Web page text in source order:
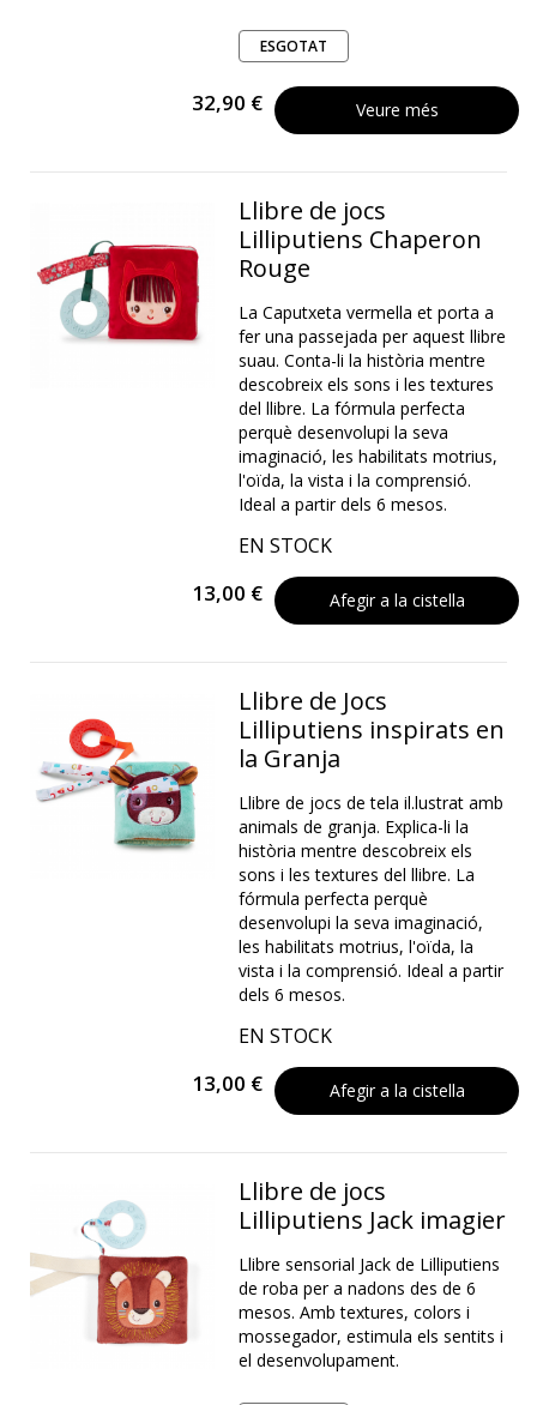
ESGOTAT
32,90 € Veure més
Llibre de jocs
Lilliputiens Chaperon
Rouge
La Caputxeta vermella et porta a
fer una passejada per aquest llibre
suau. Conta-li la història mentre
descobreix els sons i les textures
del llibre. La fórmula perfecta
perquè desenvolupi la seva
imaginació, les habilitats motrius,
l'oïda, la vista i la comprensió.
Ideal a partir dels 6 mesos.
EN STOCK
13,00 € Afegir a la cistella
Llibre de Jocs
Lilliputiens inspirats en
la Granja
Llibre de jocs de tela il.lustrat amb
animals de granja. Explica-li la
història mentre descobreix els
sons i les textures del llibre. La
fórmula perfecta perquè
desenvolupi la seva imaginació,
les habilitats motrius, l'oïda, la
vista i la comprensió. Ideal a partir
dels 6 mesos.
EN STOCK
13,00 € Afegir a la cistella
Llibre de jocs
Lilliputiens Jack imagier
Llibre sensorial Jack de Lilliputiens
de roba per a nadons des de 6
mesos. Amb textures, colors i
mossegador, estimula els sentits i
el desenvolupament.